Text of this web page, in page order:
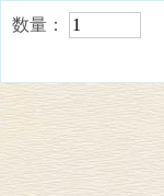
数量：